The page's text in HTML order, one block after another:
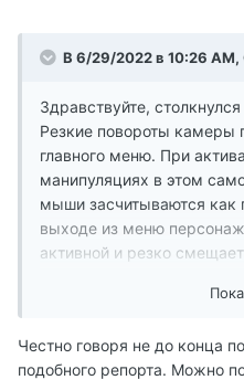
В 6/29/2022 в 10:26 AM,
Здравствуйте,
Резкие повороты камеры
главного меню. При
манипуляциях в этом
мыши засчитываются как
выходе из меню
активной и резко
двигать мышкой - ничего
Пробовал включать/
Честно говоря не до конца
подобного репорта. Можно